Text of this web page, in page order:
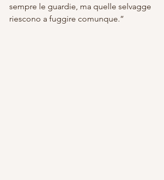
sempre le guardie, ma quelle selvagge
riescono a fuggire comunque.”